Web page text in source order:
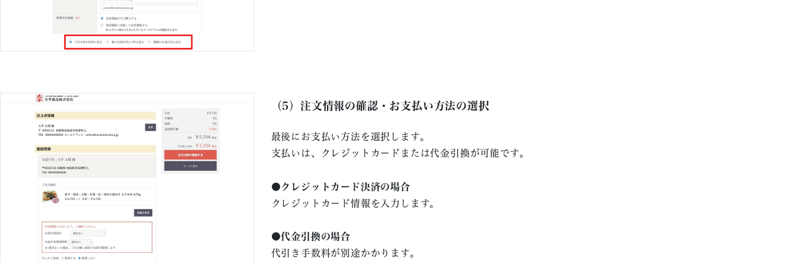
（5）注文情報の確認・お支払い方法の選択
最後にお支払い方法を選択します。
支払いは、クレジットカードまたは代金引換が可能です。
●クレジットカード決済の場合
クレジットカード情報を入力します。
●代金引換の場合
代引き手数料が別途かかります。